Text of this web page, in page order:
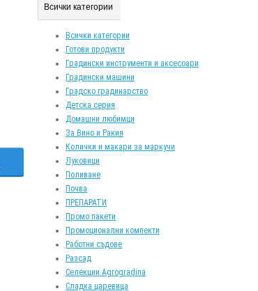
Всички категории
Всички категории
Готови продукти
Градински инструменти и аксесоари
Градински машини
Градско градинарство
Детска серия
Домашни любимци
За Вино и Ракия
Колички и макари за маркучи
Луковици
Поливане
Почва
ПРЕПАРАТИ
Промо пакети
Промоционални компекти
Работни съдове
Разсад
Селекции Agrogradina
Сладка царевица